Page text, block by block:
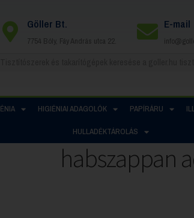
Göller Bt.
7754 Bóly, Fáy András utca 22.
E-mail
HIGIÉNIAI ADAGOLÓK PAPÍRÁRU
HULLADÉKTÁROLÁS
habszappan